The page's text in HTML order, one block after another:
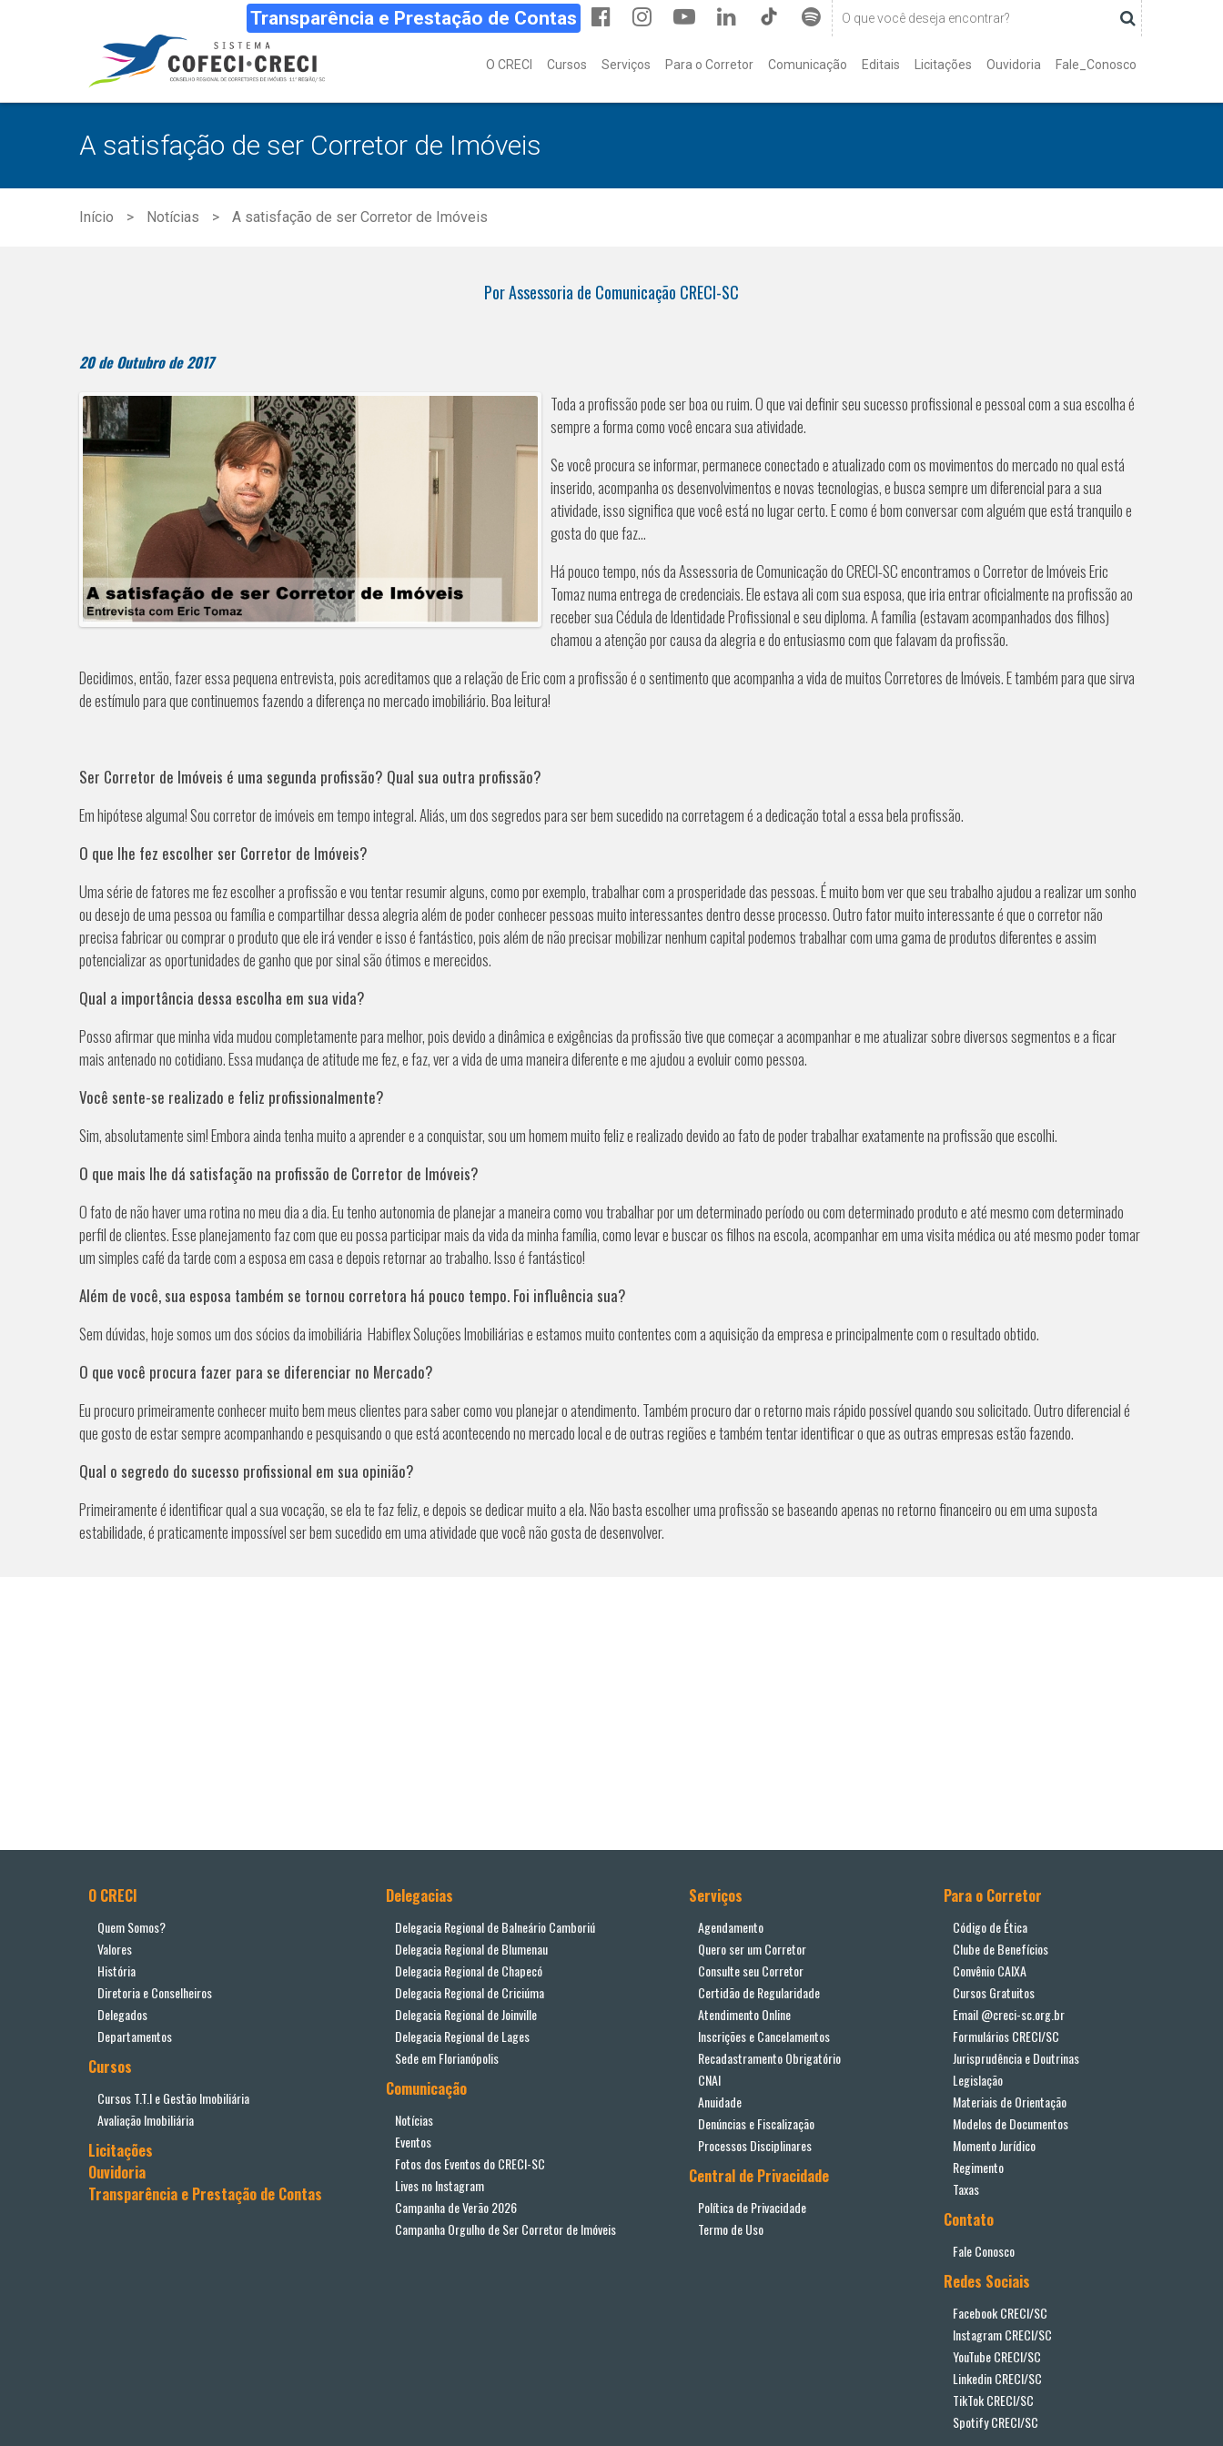
Transparência e Prestação de Contas
O CRECI Cursos Serviços Para o Corretor Comunicação Editais Licitações Ouvidoria Fale_Conosco
A satisfação de ser Corretor de Imóveis
Início Notícias A satisfação de ser Corretor de Imóveis
Por Assessoria de Comunicação CRECI-SC
20 de Outubro de 2017
Toda a profissão pode ser boa ou ruim. O que vai definir seu sucesso profissional e pessoal com a sua escolha é
sempre a forma como você encara sua atividade.
Se você procura se informar, permanece conectado e atualizado com os movimentos do mercado no qual está
inserido, acompanha os desenvolvimentos e novas tecnologias, e busca sempre um diferencial para a sua
atividade, isso significa que você está no lugar certo. E como é bom conversar com alguém que está tranquilo e
gosta do que faz...
Há pouco tempo, nós da Assessoria de Comunicação do CRECI-SC encontramos o Corretor de Imóveis Eric
Tomaz numa entrega de credenciais. Ele estava ali com sua esposa, que iria entrar oficialmente na profissão ao
receber sua Cédula de Identidade Profissional e seu diploma. A família (estavam acompanhados dos filhos)
chamou a atenção por causa da alegria e do entusiasmo com que falavam da profissão.
Decidimos, então, fazer essa pequena entrevista, pois acreditamos que a relação de Eric com a profissão é o sentimento que acompanha a vida de muitos Corretores de Imóveis. E também para que sirva
de estímulo para que continuemos fazendo a diferença no mercado imobiliário. Boa leitura!
Ser Corretor de Imóveis é uma segunda profissão? Qual sua outra profissão?
Em hipótese alguma! Sou corretor de imóveis em tempo integral. Aliás, um dos segredos para ser bem sucedido na corretagem é a dedicação total a essa bela profissão.
O que lhe fez escolher ser Corretor de Imóveis?
Uma série de fatores me fez escolher a profissão e vou tentar resumir alguns, como por exemplo, trabalhar com a prosperidade das pessoas. É muito bom ver que seu trabalho ajudou a realizar um sonho
ou desejo de uma pessoa ou família e compartilhar dessa alegria além de poder conhecer pessoas muito interessantes dentro desse processo. Outro fator muito interessante é que o corretor não
precisa fabricar ou comprar o produto que ele irá vender e isso é fantástico, pois além de não precisar mobilizar nenhum capital podemos trabalhar com uma gama de produtos diferentes e assim
potencializar as oportunidades de ganho que por sinal são ótimos e merecidos.
Qual a importância dessa escolha em sua vida?
Posso afirmar que minha vida mudou completamente para melhor, pois devido a dinâmica e exigências da profissão tive que começar a acompanhar e me atualizar sobre diversos segmentos e a ficar
mais antenado no cotidiano. Essa mudança de atitude me fez, e faz, ver a vida de uma maneira diferente e me ajudou a evoluir como pessoa.
Você sente-se realizado e feliz profissionalmente?
Sim, absolutamente sim! Embora ainda tenha muito a aprender e a conquistar, sou um homem muito feliz e realizado devido ao fato de poder trabalhar exatamente na profissão que escolhi.
O que mais lhe dá satisfação na profissão de Corretor de Imóveis?
O fato de não haver uma rotina no meu dia a dia. Eu tenho autonomia de planejar a maneira como vou trabalhar por um determinado período ou com determinado produto e até mesmo com determinado
perfil de clientes. Esse planejamento faz com que eu possa participar mais da vida da minha família, como levar e buscar os filhos na escola, acompanhar em uma visita médica ou até mesmo poder tomar
um simples café da tarde com a esposa em casa e depois retornar ao trabalho. Isso é fantástico!
Além de você, sua esposa também se tornou corretora há pouco tempo. Foi influência sua?
Sem dúvidas, hoje somos um dos sócios da imobiliária Habiflex Soluções Imobiliárias e estamos muito contentes com a aquisição da empresa e principalmente com o resultado obtido.
O que você procura fazer para se diferenciar no Mercado?
Eu procuro primeiramente conhecer muito bem meus clientes para saber como vou planejar o atendimento. Também procuro dar o retorno mais rápido possível quando sou solicitado. Outro diferencial é
que gosto de estar sempre acompanhando e pesquisando o que está acontecendo no mercado local e de outras regiões e também tentar identificar o que as outras empresas estão fazendo.
Qual o segredo do sucesso profissional em sua opinião?
Primeiramente é identificar qual a sua vocação, se ela te faz feliz, e depois se dedicar muito a ela. Não basta escolher uma profissão se baseando apenas no retorno financeiro ou em uma suposta
estabilidade, é praticamente impossível ser bem sucedido em uma atividade que você não gosta de desenvolver.
O CRECI
Quem Somos?
Valores
História
Diretoria e Conselheiros
Delegados
Departamentos
Cursos
Cursos T.T.I e Gestão Imobiliária
Avaliação Imobiliária
Licitações
Ouvidoria
Transparência e Prestação de Contas
Delegacias
Delegacia Regional de Balneário Camboriú
Delegacia Regional de Blumenau
Delegacia Regional de Chapecó
Delegacia Regional de Criciúma
Delegacia Regional de Joinville
Delegacia Regional de Lages
Sede em Florianópolis
Comunicação
Notícias
Eventos
Fotos dos Eventos do CRECI-SC
Lives no Instagram
Campanha de Verão 2026
Campanha Orgulho de Ser Corretor de Imóveis
Serviços
Agendamento
Quero ser um Corretor
Consulte seu Corretor
Certidão de Regularidade
Atendimento Online
Inscrições e Cancelamentos
Recadastramento Obrigatório
CNAI
Anuidade
Denúncias e Fiscalização
Processos Disciplinares
Central de Privacidade
Política de Privacidade
Termo de Uso
Para o Corretor
Código de Ética
Clube de Benefícios
Convênio CAIXA
Cursos Gratuitos
Email @creci-sc.org.br
Formulários CRECI/SC
Jurisprudência e Doutrinas
Legislação
Materiais de Orientação
Modelos de Documentos
Momento Jurídico
Regimento
Taxas
Contato
Fale Conosco
Redes Sociais
Facebook CRECI/SC
Instagram CRECI/SC
YouTube CRECI/SC
Linkedin CRECI/SC
TikTok CRECI/SC
Spotify CRECI/SC